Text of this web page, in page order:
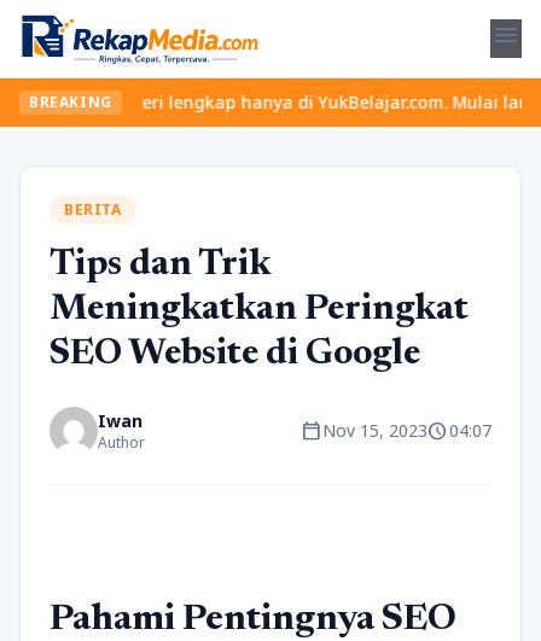
menu
BREAKING
lengkap hanya di YukBelajar.com. Mulai langkah
BERITA
Tips dan Trik
Meningkatkan Peringkat
SEO Website di Google
Iwan
Author calendar_todayNov 15, 2023schedule04:07
Pahami Pentingnya SEO